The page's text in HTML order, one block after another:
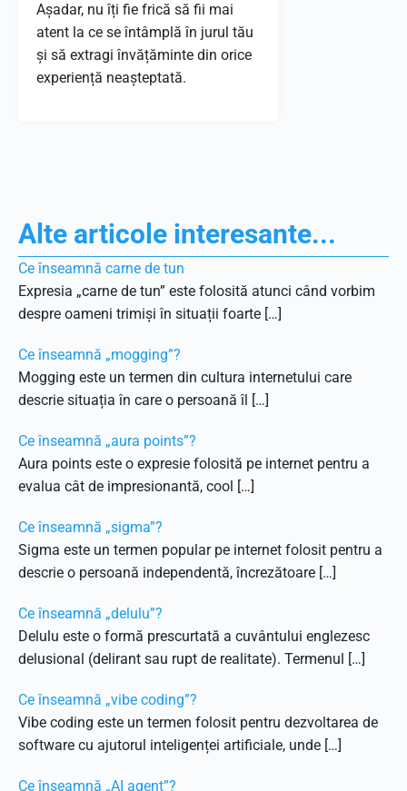
Așadar, nu îți fie frică să fii mai
atent la ce se întâmplă în jurul tău
și să extragi învățăminte din orice
experiență neașteptată.
Alte articole interesante...
Ce înseamnă carne de tun
Expresia „carne de tun” este folosită atunci când vorbim
despre oameni trimiși în situații foarte […]
Ce înseamnă „mogging”?
Mogging este un termen din cultura internetului care
descrie situația în care o persoană îl […]
Ce înseamnă „aura points”?
Aura points este o expresie folosită pe internet pentru a
evalua cât de impresionantă, cool […]
Ce înseamnă „sigma”?
Sigma este un termen popular pe internet folosit pentru a
descrie o persoană independentă, încrezătoare […]
Ce înseamnă „delulu”?
Delulu este o formă prescurtată a cuvântului englezesc
delusional (delirant sau rupt de realitate). Termenul […]
Ce înseamnă „vibe coding”?
Vibe coding este un termen folosit pentru dezvoltarea de
software cu ajutorul inteligenței artificiale, unde […]
Ce înseamnă „AI agent”?